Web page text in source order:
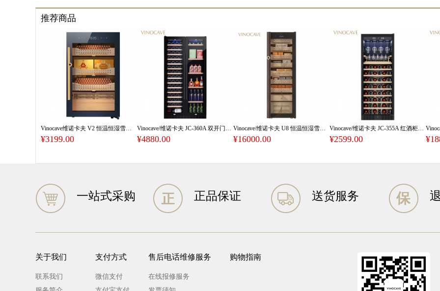
推荐商品
Vinocave维诺卡夫 V2 恒温恒湿雪茄柜
¥3199.00
Vinocave/维诺卡夫 JC-360A 双开门红酒柜恒温酒柜洋酒柜白酒柜
¥4880.00
Vinocave/维诺卡夫 U8 恒温恒湿雪茄柜
¥16000.00
Vinocave/维诺卡夫 JC-355A 红酒柜恒温酒柜
¥2599.00
一站式采购 正品保证 送货服务
关于我们
联系我们
支付方式
微信支付
售后电话维修服务
在线报修服务
购物指南